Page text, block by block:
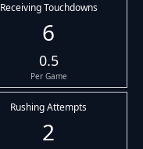
Receiving Touchdowns
6
0.5
Per Game
Rushing Attempts
2